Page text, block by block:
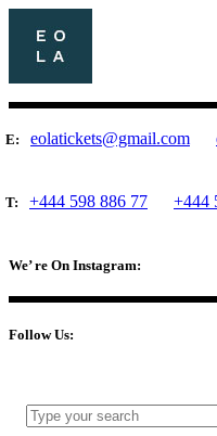
E: eolatickets@gmail.com
T: +444 598 886 77 +444
We’ re On Instagram:
Follow Us: